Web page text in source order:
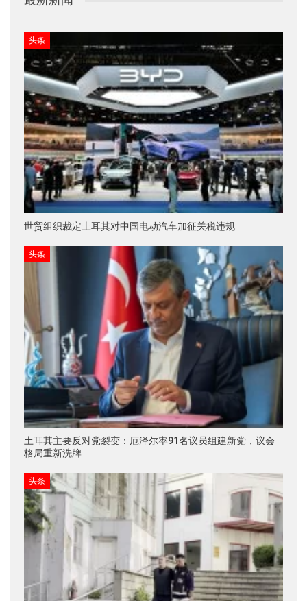
头条
世贸组织裁定土耳其对中国电动汽车加征关税违规
头条
土耳其主要反对党裂变：厄泽尔率91名议员组建新党，议会
格局重新洗牌
头条